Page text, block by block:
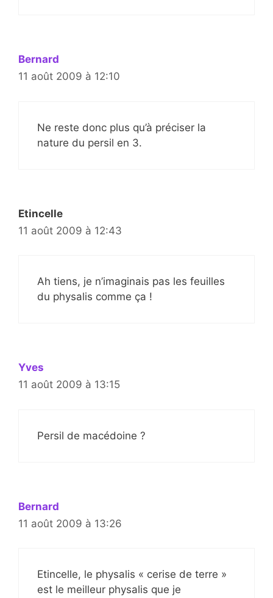
Bernard
11 août 2009 à 12:10
Ne reste donc plus qu’à préciser la
nature du persil en 3.
Etincelle
11 août 2009 à 12:43
Ah tiens, je n’imaginais pas les feuilles
du physalis comme ça !
Yves
11 août 2009 à 13:15
Persil de macédoine ?
Bernard
11 août 2009 à 13:26
Etincelle, le physalis « cerise de terre »
est le meilleur physalis que je